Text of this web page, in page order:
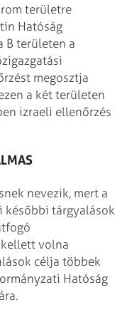
területre
Hatóság
B területen a
megosztja
a két területen
izraeli ellenőrzés
nevezik, mert a
későbbi tárgyalások
volna
célja többek
Hatóság